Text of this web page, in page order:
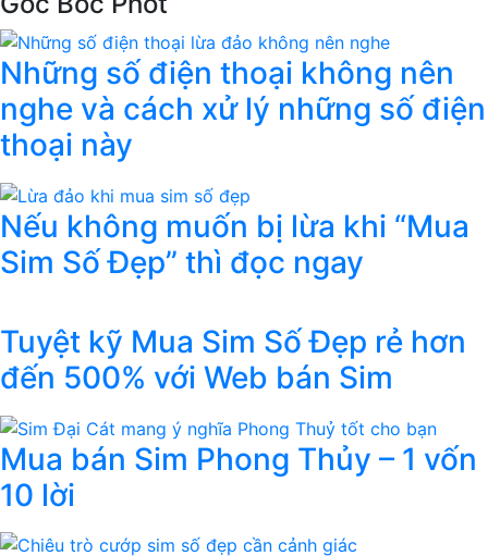
Những số điện thoại không nên
nghe và cách xử lý những số điện
thoại này
Nếu không muốn bị lừa khi “Mua
Sim Số Đẹp” thì đọc ngay
Tuyệt kỹ Mua Sim Số Đẹp rẻ hơn
đến 500% với Web bán Sim
Mua bán Sim Phong Thủy – 1 vốn
10 lời